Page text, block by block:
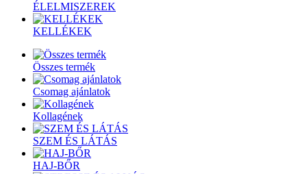
ÉLELMISZEREK
KELLÉKEK
Összes termék
Csomag ajánlatok
Kollagének
SZEM ÉS LÁTÁS
HAJ-BŐR